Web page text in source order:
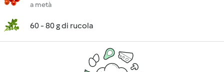
a metà
60 - 80 g di rucola